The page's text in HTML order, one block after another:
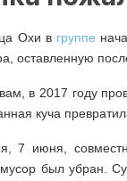
Охи в группе
оставленную
в 2017 году
куча
7 июня,
был убран.